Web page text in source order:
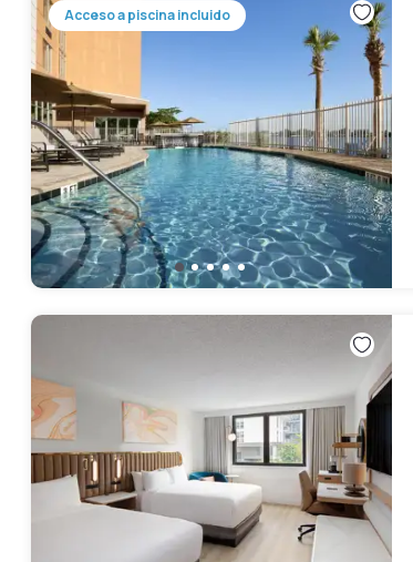
Acceso a piscina incluido